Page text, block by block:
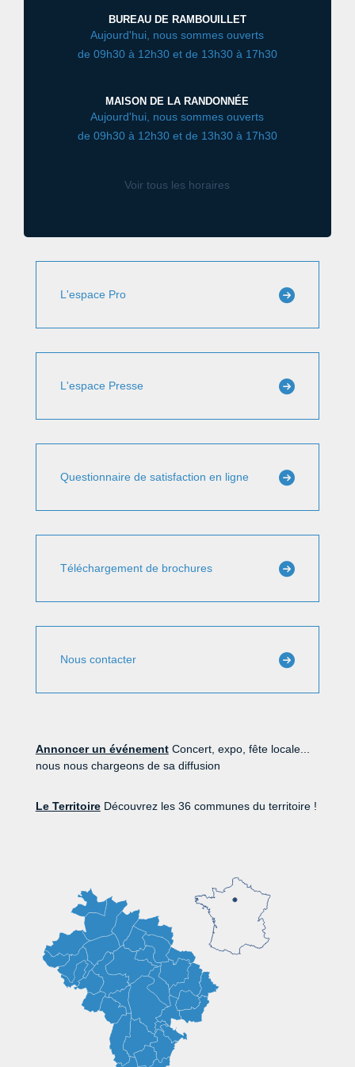
BUREAU DE RAMBOUILLET
Aujourd'hui, nous sommes ouverts
de 09h30 à 12h30 et de 13h30 à 17h30
MAISON DE LA RANDONNÉE
Aujourd'hui, nous sommes ouverts
de 09h30 à 12h30 et de 13h30 à 17h30
Voir tous les horaires
L'espace Pro
L'espace Presse
Questionnaire de satisfaction en ligne
Téléchargement de brochures
Nous contacter
Annoncer un événementConcert, expo, fête locale...
nous nous chargeons de sa diffusion
Le TerritoireDécouvrez les 36 communes du territoire !